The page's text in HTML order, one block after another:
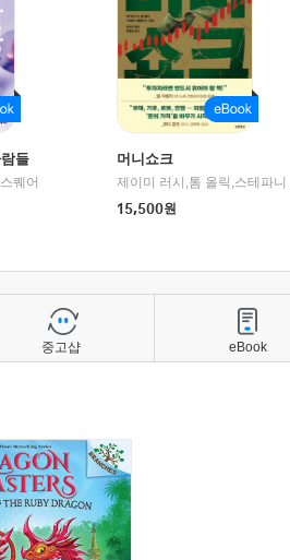
들
퀘어
머니쇼크
15,500원
중고샵 eBook